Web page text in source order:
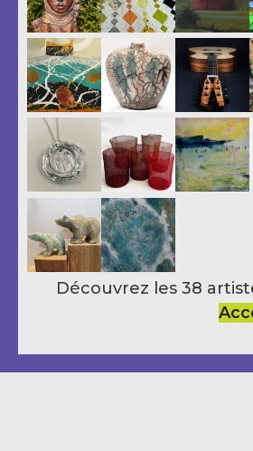
Découvrez les 38